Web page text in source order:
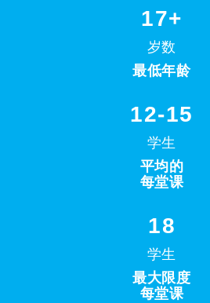
17+
岁数
最低年龄
12-15
学生
平均的
每堂课
18
学生
最大限度
每堂课